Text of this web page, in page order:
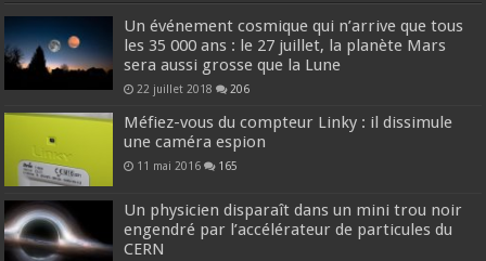
Un événement cosmique qui n’arrive que tous
les 35 000 ans : le 27 juillet, la planète Mars
sera aussi grosse que la Lune
22 juillet 2018 206
Méfiez-vous du compteur Linky : il dissimule
une caméra espion
11 mai 2016 165
Un physicien disparaît dans un mini trou noir
engendré par l’accélérateur de particules du
CERN